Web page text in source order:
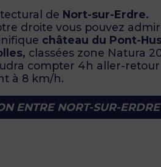
de Nort-sur-Erdre.
droite vous pouvez
château du Pont-
classées zone Natura
compter 4h aller-
à 8 km/h.
ENTRE NORT-SUR-